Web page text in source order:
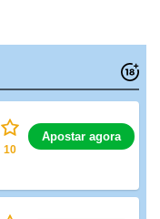
10
Apostar agora